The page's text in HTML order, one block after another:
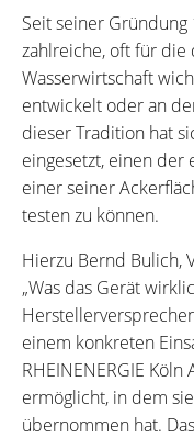
Seit seiner Gründung
zahlreiche, oft für die
Wasserwirtschaft
entwickelt oder an
dieser Tradition hat
eingesetzt, einen der
einer seiner
testen zu können.
Hierzu Bernd Bulich,
„Was das Gerät
einem konkreten
RHEINENERGIE
ermöglicht, in dem
übernommen hat.